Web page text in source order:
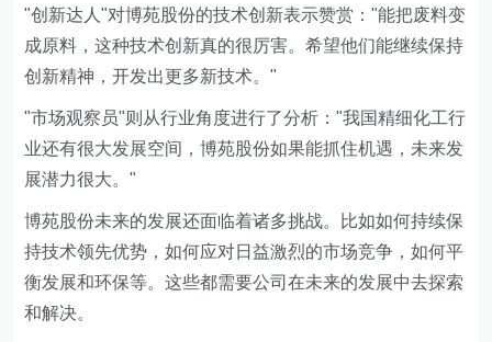
"创新达人"对博苑股份的技术创新表示赞赏："能把废料变
成原料，这种技术创新真的很厉害。希望他们能继续保持
创新精神，开发出更多新技术。"
"市场观察员"则从行业角度进行了分析："我国精细化工行
业还有很大发展空间，博苑股份如果能抓住机遇，未来发
展潜力很大。"
博苑股份未来的发展还面临着诸多挑战。比如如何持续保
持技术领先优势，如何应对日益激烈的市场竞争，如何平
衡发展和环保等。这些都需要公司在未来的发展中去探索
和解决。